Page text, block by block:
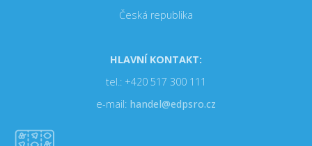
Česká republika
HLAVNÍ KONTAKT:
tel.: +420 517 300 111
e-mail: handel@edpsro.cz